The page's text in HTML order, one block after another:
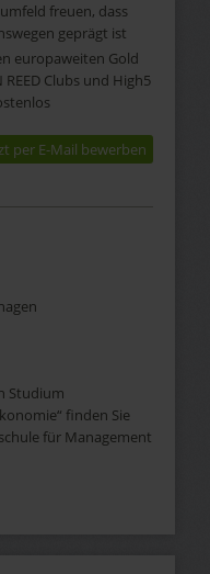
freuen, dass
geprägt ist
europaweiten Gold
REED Clubs und High5
per E-Mail bewerben
Studium
finden Sie
für Management